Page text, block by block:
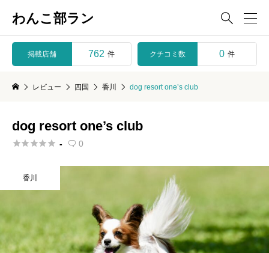
わんこ部ラン 
掲載店舗 762 件 クチコミ数 0 件
レビュー 四国 香川 dog resort one’s club
dog resort one’s club
 -  0
香川